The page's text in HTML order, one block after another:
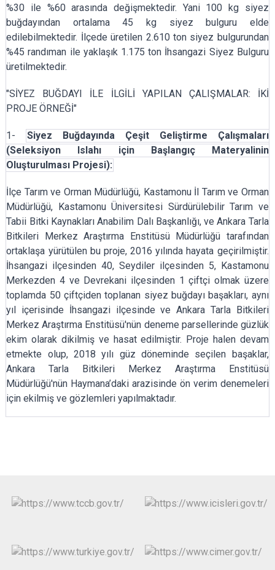
%30 ile %60 arasında değişmektedir. Yani 100 kg siyez
buğdayından ortalama 45 kg siyez bulguru elde
edilebilmektedir. İlçede üretilen 2.610 ton siyez bulgurundan
%45 randıman ile yaklaşık 1.175 ton İhsangazi Siyez Bulguru
üretilmektedir.
"SİYEZ BUĞDAYI İLE İLGİLİ YAPILAN ÇALIŞMALAR: İKİ
PROJE ÖRNEĞİ"
1- Siyez Buğdayında Çeşit Geliştirme Çalışmaları
(Seleksiyon Islahı için Başlangıç Materyalinin
Oluşturulması Projesi):
İlçe Tarım ve Orman Müdürlüğü, Kastamonu İl Tarım ve Orman
Müdürlüğü, Kastamonu Üniversitesi Sürdürülebilir Tarım ve
Tabii Bitki Kaynakları Anabilim Dalı Başkanlığı, ve Ankara Tarla
Bitkileri Merkez Araştırma Enstitüsü Müdürlüğü tarafından
ortaklaşa yürütülen bu proje, 2016 yılında hayata geçirilmiştir.
İhsangazi ilçesinden 40, Seydiler ilçesinden 5, Kastamonu
Merkezden 4 ve Devrekani ilçesinden 1 çiftçi olmak üzere
toplamda 50 çiftçiden toplanan siyez buğdayı başakları, aynı
yıl içerisinde İhsangazi ilçesinde ve Ankara Tarla Bitkileri
Merkez Araştırma Enstitüsü'nün deneme parsellerinde güzlük
ekim olarak dikilmiş ve hasat edilmiştir. Proje halen devam
etmekte olup, 2018 yılı güz döneminde seçilen başaklar,
Ankara Tarla Bitkileri Merkez Araştırma Enstitüsü
Müdürlüğü'nün Haymana’daki arazisinde ön verim denemeleri
için ekilmiş ve gözlemleri yapılmaktadır.